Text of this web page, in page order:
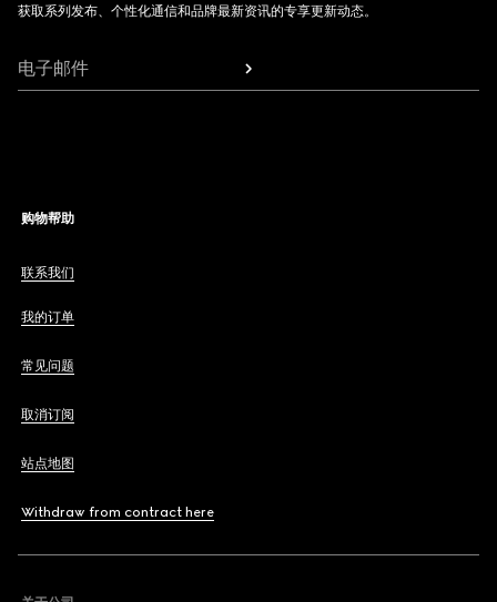
获取系列发布、个性化通信和品牌最新资讯的专享更新动态。
电子邮件
购物帮助
联系我们
我的订单
常见问题
取消订阅
站点地图
Withdraw from contract here